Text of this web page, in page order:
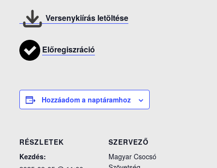
Versenykiírás letöltése
Előregiszráció
Hozzáadom a naptáramhoz
RÉSZLETEK
Kezdés:
SZERVEZŐ
Magyar Csocsó